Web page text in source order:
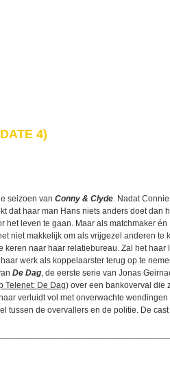
4)
seizoen van Conny & Clyde. Nadat
dat haar man Hans niets anders doet dan
het leven te gaan. Maar als matchmaker én
niet makkelijk om als vrijgezel anderen te
keren naar haar relatiebureau. Zal het haar
werk als koppelaarster terug op te
De Dag, de eerste serie van Jonas
Telenet: De Dag) over een bankoverval die
verluidt vol met onverwachte wendingen
tussen de overvallers en de politie. De